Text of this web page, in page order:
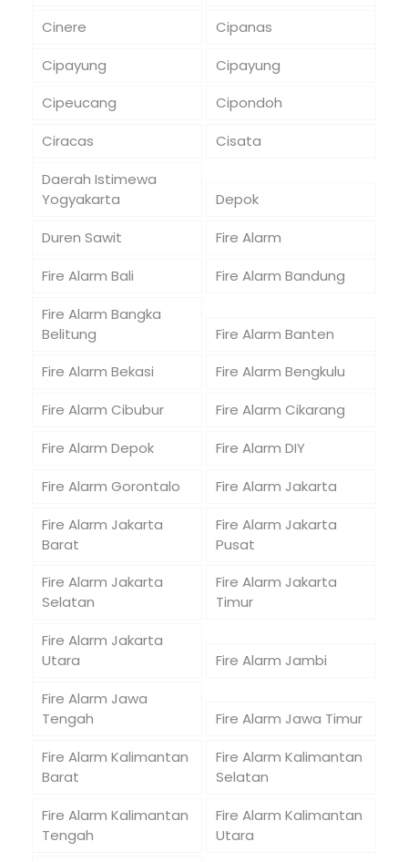
Cinere
Cipanas
Cipayung
Cipayung
Cipeucang
Cipondoh
Ciracas
Cisata
Daerah Istimewa
Yogyakarta
Depok
Duren Sawit
Fire Alarm
Fire Alarm Bali
Fire Alarm Bandung
Fire Alarm Bangka
Belitung
Fire Alarm Banten
Fire Alarm Bekasi
Fire Alarm Bengkulu
Fire Alarm Cibubur
Fire Alarm Cikarang
Fire Alarm Depok
Fire Alarm DIY
Fire Alarm Gorontalo
Fire Alarm Jakarta
Fire Alarm Jakarta
Barat
Fire Alarm Jakarta
Pusat
Fire Alarm Jakarta
Selatan
Fire Alarm Jakarta
Timur
Fire Alarm Jakarta
Utara
Fire Alarm Jambi
Fire Alarm Jawa
Tengah
Fire Alarm Jawa Timur
Fire Alarm Kalimantan
Barat
Fire Alarm Kalimantan
Selatan
Fire Alarm Kalimantan
Tengah
Fire Alarm Kalimantan
Utara